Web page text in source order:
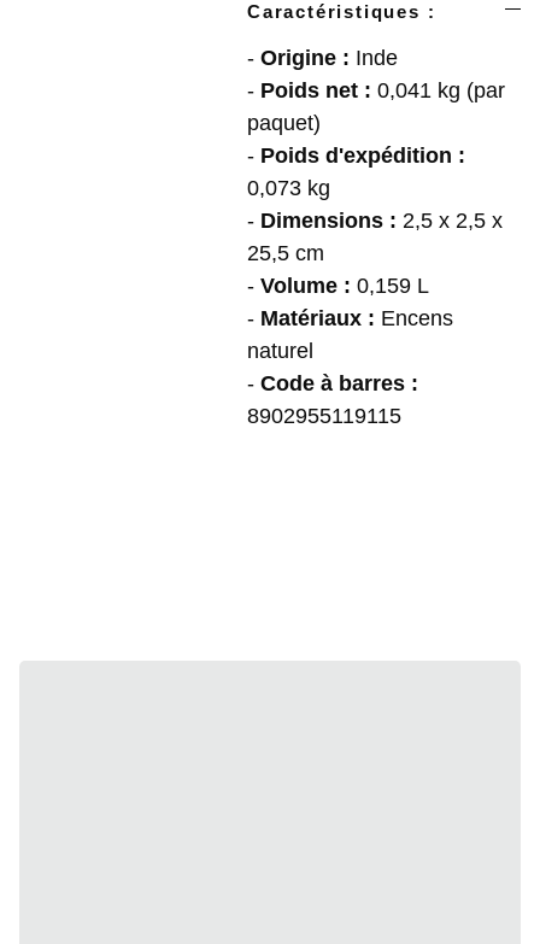
Caractéristiques :
- Origine : Inde
- Poids net : 0,041 kg (par
paquet)
- Poids d'expédition :
0,073 kg
- Dimensions : 2,5 x 2,5 x
25,5 cm
- Volume : 0,159 L
- Matériaux : Encens
naturel
- Code à barres :
8902955119115